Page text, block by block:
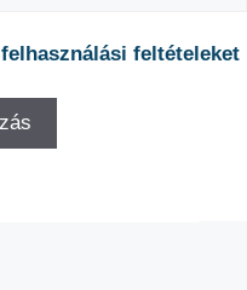
felhasználási feltételeket